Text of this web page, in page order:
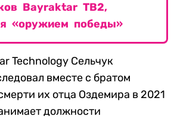
Bayraktar TB2,
«оружием победы»
Technology Сельчук
вместе с братом
их отца Оздемира в 2021
должности